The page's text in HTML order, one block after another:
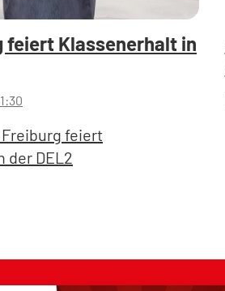
feiert Klassenerhalt in
Freiburg feiert
der DEL2